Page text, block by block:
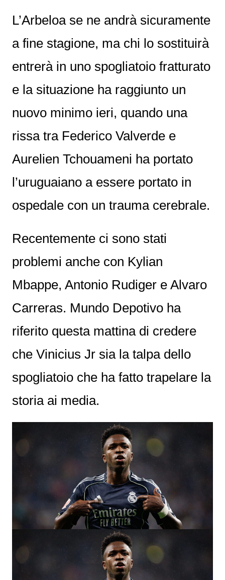
L’Arbeloa se ne andrà sicuramente
a fine stagione, ma chi lo sostituirà
entrerà in uno spogliatoio fratturato
e la situazione ha raggiunto un
nuovo minimo ieri, quando una
rissa tra Federico Valverde e
Aurelien Tchouameni ha portato
l’uruguaiano a essere portato in
ospedale con un trauma cerebrale.
Recentemente ci sono stati
problemi anche con Kylian
Mbappe, Antonio Rudiger e Alvaro
Carreras. Mundo Depotivo ha
riferito questa mattina di credere
che Vinicius Jr sia la talpa dello
spogliatoio che ha fatto trapelare la
storia ai media.